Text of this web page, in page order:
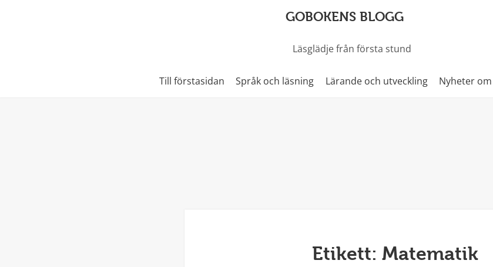
GOBOKENS BLOGG
Läsglädje från första stund
Till förstasidan Språk och läsning Lärande och utveckling Nyheter
Etikett: Matematik